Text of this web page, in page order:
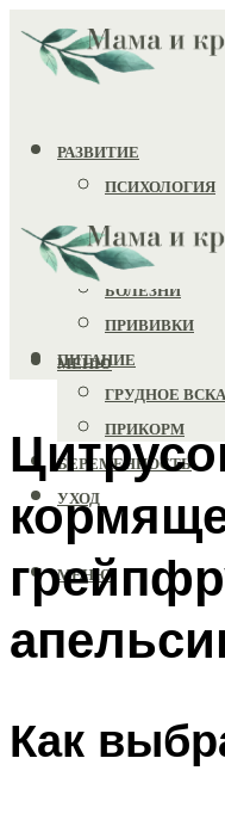
РАЗВИТИЕ
ПСИХОЛОГИЯ
ИГРУШКИ
ЗДОРОВЬЕ
БОЛЕЗНИ
ПРИВИВКИ
ПИТАНИЕ
ГРУДНОЕ
ПРИКОРМ
БЕРЕМЕННОСТЬ
УХОД
МЕНЮ
МЕНЮ
Как